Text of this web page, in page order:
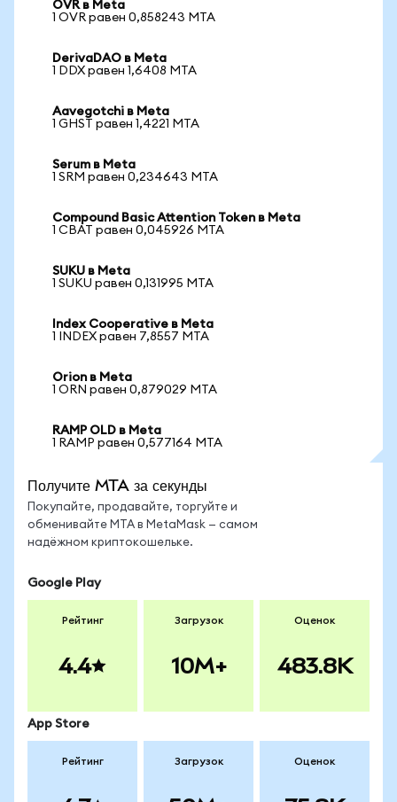
OVR в Meta
1 OVR равен 0,858243 MTA
DerivaDAO в Meta
1 DDX равен 1,6408 MTA
Aavegotchi в Meta
1 GHST равен 1,4221 MTA
Serum в Meta
1 SRM равен 0,234643 MTA
Compound Basic Attention Token в Meta
1 CBAT равен 0,045926 MTA
SUKU в Meta
1 SUKU равен 0,131995 MTA
Index Cooperative в Meta
1 INDEX равен 7,8557 MTA
Orion в Meta
1 ORN равен 0,879029 MTA
RAMP OLD в Meta
1 RAMP равен 0,577164 MTA
Получите MTA за секунды
Покупайте, продавайте, торгуйте и
обменивайте MTA в MetaMask — самом
надёжном криптокошельке.
Google Play
Рейтинг
4.4
Загрузок
10M+
Оценок
483.8K
App Store
Рейтинг Загрузок Оценок